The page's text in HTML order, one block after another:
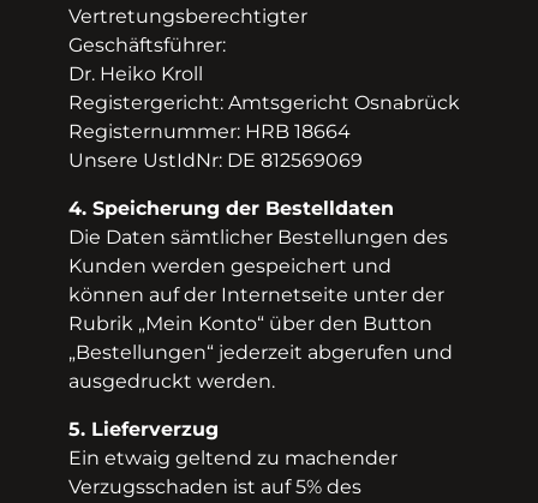
Vertretungsberechtigter
Geschäftsführer:
Dr. Heiko Kroll
Registergericht: Amtsgericht Osnabrück
Registernummer: HRB 18664
Unsere Ust­IdNr: DE 812569069
4. Speicherung der Bestelldaten
Die Daten sämtlicher Bestellungen des
Kunden werden gespeichert und
können auf der Internetseite unter der
Rubrik „Mein Konto“ über den Button
„Bestellungen“ jederzeit abgerufen und
ausgedruckt werden.
5. Lieferverzug
Ein etwaig geltend zu machender
Verzugsschaden ist auf 5% des